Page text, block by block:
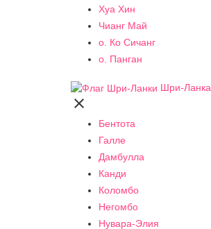
Хуа Хин
Чианг Май
о. Ко Сичанг
о. Панган
Шри-Ланка

Бентота
Галле
Дамбулла
Канди
Коломбо
Негомбо
Нувара-Элия